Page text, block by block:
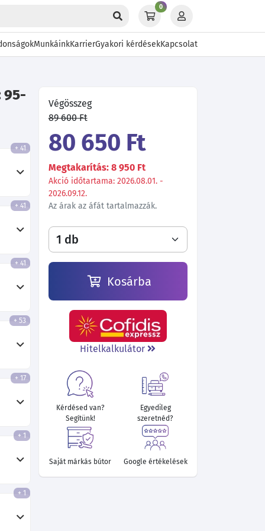
0
MunkáinkKarrierGyakori kérdésekKapcsolat
95-
+ 41
+ 41
+ 41
+ 53
+ 17
+ 1
+ 1
Végösszeg
89 600 Ft
80 650 Ft
Megtakarítás: 8 950 Ft
Akció időtartama: 2026.08.01. -
2026.09.12.
Az árak az áfát tartalmazzák.
Kosárba
Hitelkalkulátor
Kérdésed van?
Segítünk!
Egyedileg
szeretnéd?
Saját márkás bútor Google értékelések